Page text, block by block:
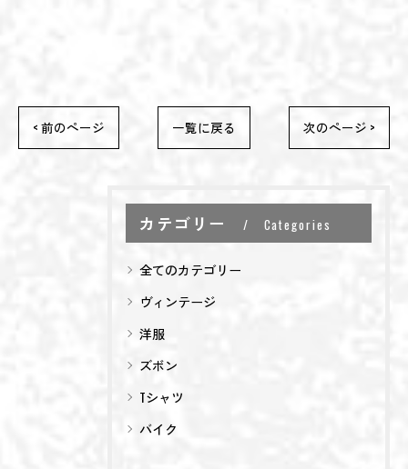
< 前のページ 一覧に戻る 次のページ >
カテゴリー Categories
全てのカテゴリー
ヴィンテージ
洋服
ズボン
Tシャツ
バイク
お問い合わせはこちら
お問い合わせはこちら